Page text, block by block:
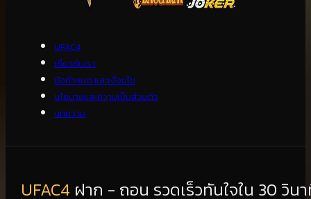
UFAC4
เกี่ยวกับเรา
ข้อกำหนด และเงื่อนไข
นโยบายและความเป็นส่วนตัว
บทความ
UFAC4 ฝาก - ถอน รวดเร็วทันใจใน 30 วิน